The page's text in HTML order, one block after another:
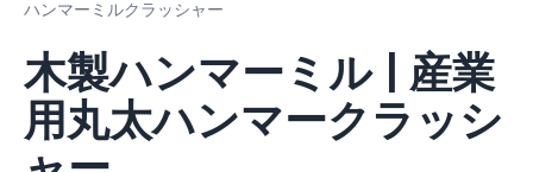
ハンマーミルクラッシャー
木製ハンマーミル | 産業
用丸太ハンマークラッシ